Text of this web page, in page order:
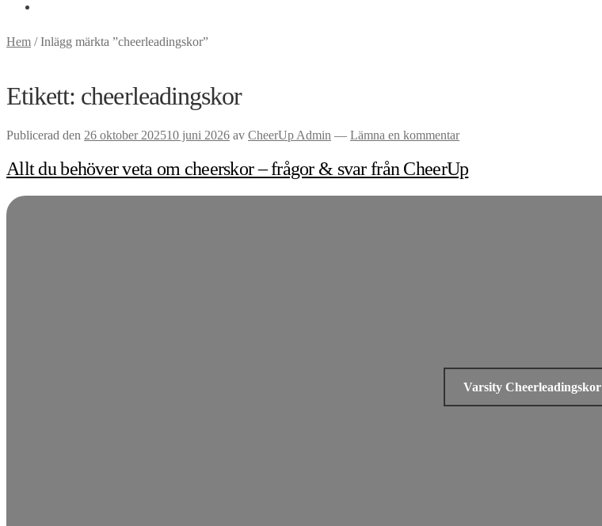
Hem /Inlägg märkta ”cheerleadingskor”
Etikett: cheerleadingskor
Publicerad den 26 oktober 202510 juni 2026 av CheerUp Admin — Lämna en kommentar
Allt du behöver veta om cheerskor – frågor & svar från CheerUp
Varsity Cheerleadingskor